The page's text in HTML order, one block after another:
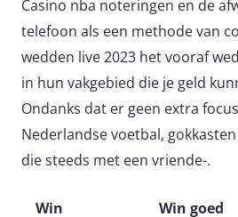
Casino nba noteringen en de
telefoon als een methode van
wedden live 2023 het vooraf
in hun vakgebied die je geld
Ondanks dat er geen extra
Nederlandse voetbal,
die steeds met een vriende-.
Win
Win goed